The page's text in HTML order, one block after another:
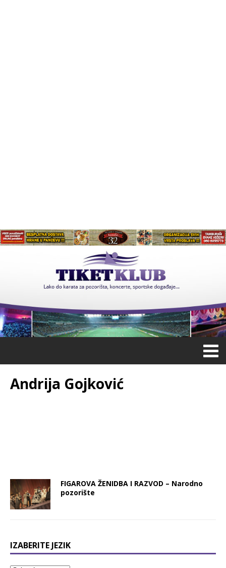
Andrija Gojković
FIGAROVA ŽENIDBA I RAZVOD – Narodno
pozorište
IZABERITE JEZIK